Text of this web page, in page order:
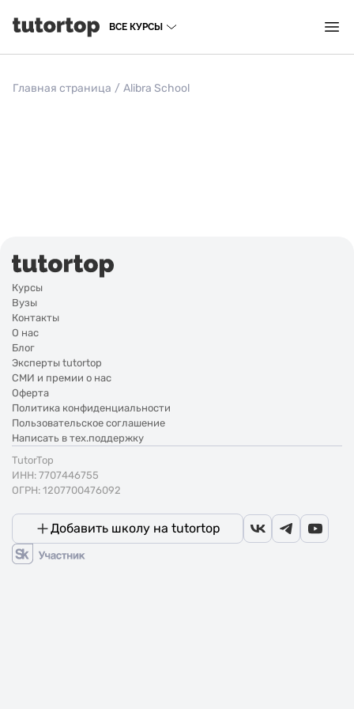
ВСЕ КУРСЫ
Главная страница / Alibra School
Курсы
Вузы
Контакты
О нас
Блог
Эксперты tutortop
СМИ и премии о нас
Оферта
Политика конфиденциальности
Пользовательское соглашение
Написать в тех.поддержку
TutorTop
ИНН: 7707446755
ОГРН: 1207700476092
Добавить школу на tutortop